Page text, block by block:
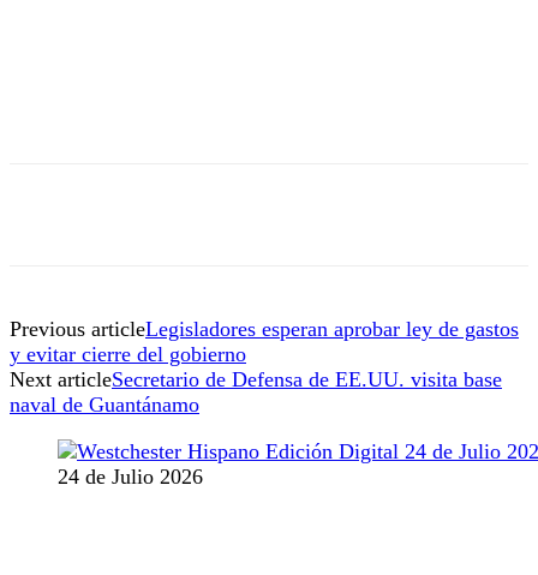
Previous articleLegisladores esperan aprobar ley de gastos
y evitar cierre del gobierno
Next articleSecretario de Defensa de EE.UU. visita base
naval de Guantánamo
24 de Julio 2026